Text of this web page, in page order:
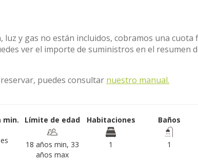
luz y gas no están incluidos, cobramos una
ver el importe de suministros en el resumen
puedes consultar nuestro manual.
min. Límite de edad
18 años min, 33
años max
Habitaciones
1
Baños
1